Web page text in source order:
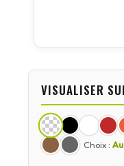
VISUALISER
Choix :